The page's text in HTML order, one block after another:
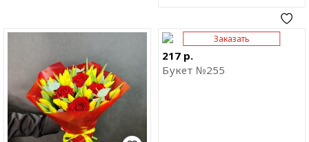
Заказать
217 р.
Букет №255
Отправить ссылку на